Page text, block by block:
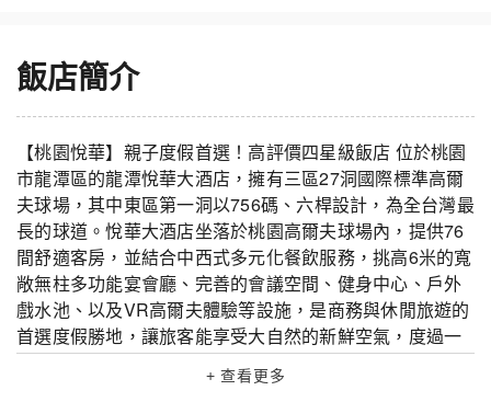
飯店簡介
【桃園悅華】親子度假首選！高評價四星級飯店 位於桃園
市龍潭區的龍潭悅華大酒店，擁有三區27洞國際標準高爾
夫球場，其中東區第一洞以756碼、六桿設計，為全台灣最
長的球道。悅華大酒店坐落於桃園高爾夫球場內，提供76
間舒適客房，並結合中西式多元化餐飲服務，挑高6米的寬
敞無柱多功能宴會廳、完善的會議空間、健身中心、戶外
戲水池、以及VR高爾夫體驗等設施，是商務與休閒旅遊的
首選度假勝地，讓旅客能享受大自然的新鮮空氣，度過一
個輕鬆愉快的休閒假期。高評價親子友善、價格實惠，適
合週末家庭輕旅行。入住桃園悅華，即享一泊二食、買一
+ 查看更多